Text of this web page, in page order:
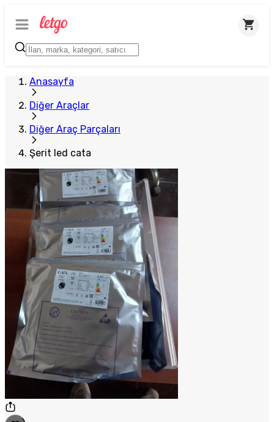
Anasayfa
Diğer Araçlar
Diğer Araç Parçaları
Şerit led cata